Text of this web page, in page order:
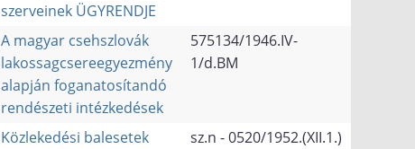
szerveinek ÜGYRENDJE
A magyar csehszlovák
lakossagcsereegyezmény
alapján foganatosítandó
rendészeti intézkedések
575134/1946.IV-
1/d.BM
Közlekedési balesetek
sz.n - 0520/1952.(XII.1.)